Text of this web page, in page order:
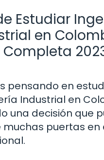
Estudiar
en
pensando en
Industrial en
una decisión que
muchas puertas en